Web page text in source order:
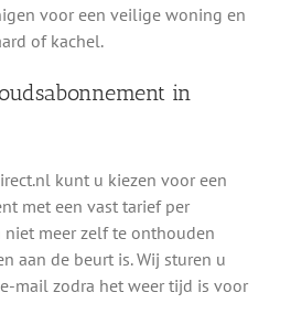
voor een veilige woning en
of kachel.
in
kunt u kiezen voor een
met een vast tarief per
niet meer zelf te onthouden
aan de beurt is. Wij sturen u
mail zodra het weer tijd is voor